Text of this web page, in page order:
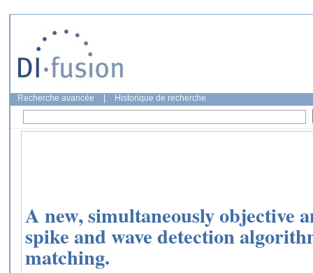
Recherche avancée Historique de recherche
A new, simultaneously objective
spike and wave detection
matching.